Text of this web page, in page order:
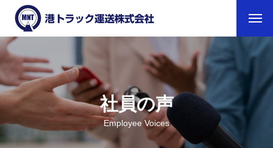
会社情報
事業案内
採用情報
職種紹介
社員の声
Employee Voices